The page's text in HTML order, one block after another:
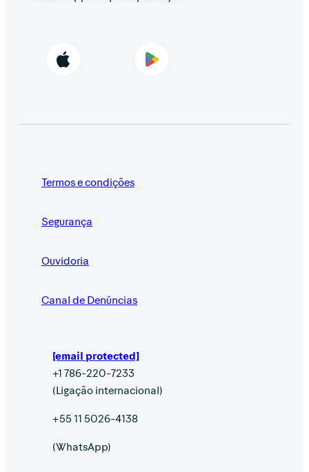
Termos e condições
Segurança
Ouvidoria
Canal de Denúncias
[email protected]
+1 786-220-7233
(Ligação internacional)
+55 11 5026-4138
(WhatsApp)